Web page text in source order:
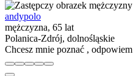
andypolo
mężczyzna, 65 lat
Polanica-Zdrój, dolnośląskie
Chcesz mnie poznać , odpowiem